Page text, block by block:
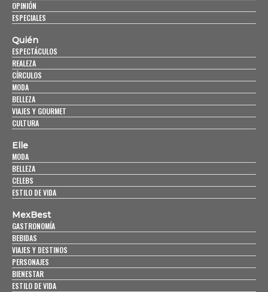
OPINIÓN
ESPECIALES
Quién
ESPECTÁCULOS
REALEZA
CÍRCULOS
MODA
BELLEZA
VIAJES Y GOURMET
CULTURA
Elle
MODA
BELLEZA
CELEBS
ESTILO DE VIDA
MexBest
GASTRONOMÍA
BEBIDAS
VIAJES Y DESTINOS
PERSONAJES
BIENESTAR
ESTILO DE VIDA